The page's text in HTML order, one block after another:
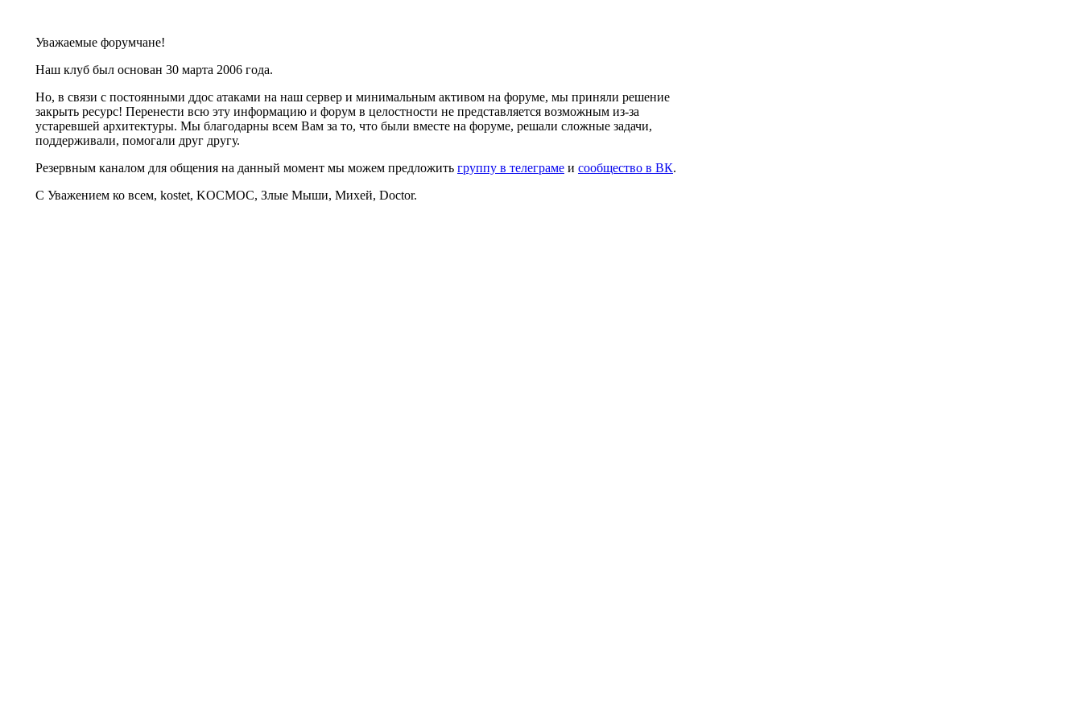
Уважаемые форумчане!
Наш клуб был основан 30 марта 2006 года.
Но, в связи с постоянными ддос атаками на наш сервер и минимальным активом на форуме, мы приняли решение
закрыть ресурс! Перенести всю эту информацию и форум в целостности не представляется возможным из-за
устаревшей архитектуры. Мы благодарны всем Вам за то, что были вместе на форуме, решали сложные задачи,
поддерживали, помогали друг другу.
Резервным каналом для общения на данный момент мы можем предложить группу в телеграме и сообщество в ВК.
С Уважением ко всем, kostet, KOCMOC, Злые Мыши, Михей, Doctor.